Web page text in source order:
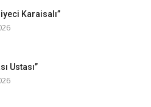
Karaisalı”
Ustası”